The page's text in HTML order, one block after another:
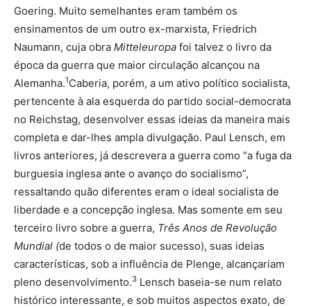
Goering. Muito semelhantes eram também os
ensinamentos de um outro ex-marxista, Friedrich
Naumann, cuja obra Mitteleuropa foi talvez o livro da
época da guerra que maior circulação alcançou na
Alemanha.1Caberia, porém, a um ativo político socialista,
pertencente à ala esquerda do partido social-democrata
no Reichstag, desenvolver essas ideias da maneira mais
completa e dar-lhes ampla divulgação. Paul Lensch, em
livros anteriores, já descrevera a guerra como “a fuga da
burguesia inglesa ante o avanço do socialismo”,
ressaltando quão diferentes eram o ideal socialista de
liberdade e a concepção inglesa. Mas somente em seu
terceiro livro sobre a guerra, Três Anos de Revolução
Mundial (de todos o de maior sucesso), suas ideias
características, sob a influência de Plenge, alcançariam
pleno desenvolvimento.3 Lensch baseia-se num relato
histórico interessante, e sob muitos aspectos exato, de